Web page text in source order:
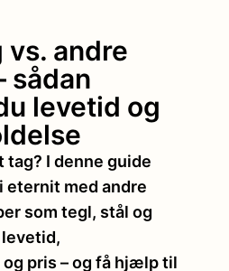
andre
sådan
levetid og
tag? I denne guide
eternit med andre
som tegl, stål og
pris – og få hjælp til